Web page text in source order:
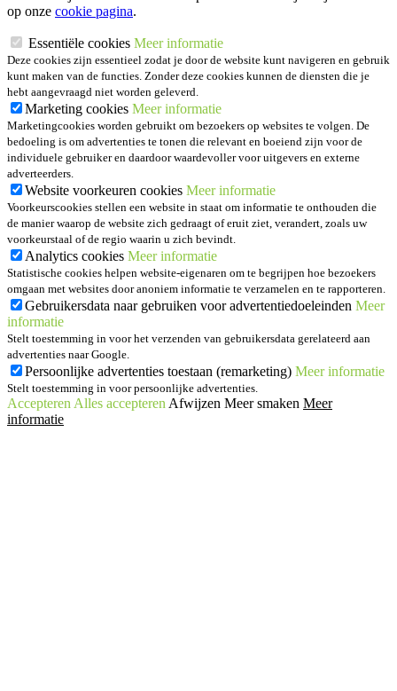
op onze cookie pagina.
Essentiële cookies Meer informatie
Deze cookies zijn essentieel zodat je door de website kunt navigeren en gebruik
kunt maken van de functies. Zonder deze cookies kunnen de diensten die je
hebt aangevraagd niet worden geleverd.
Marketing cookies Meer informatie
Marketingcookies worden gebruikt om bezoekers op websites te volgen. De
bedoeling is om advertenties te tonen die relevant en boeiend zijn voor de
individuele gebruiker en daardoor waardevoller voor uitgevers en externe
adverteerders.
Website voorkeuren cookies Meer informatie
Voorkeurscookies stellen een website in staat om informatie te onthouden die
de manier waarop de website zich gedraagt of eruit ziet, verandert, zoals uw
voorkeurstaal of de regio waarin u zich bevindt.
Analytics cookies Meer informatie
Statistische cookies helpen website-eigenaren om te begrijpen hoe bezoekers
omgaan met websites door anoniem informatie te verzamelen en te rapporteren.
Gebruikersdata naar gebruiken voor advertentiedoeleinden Meer
informatie
Stelt toestemming in voor het verzenden van gebruikersdata gerelateerd aan
advertenties naar Google.
Persoonlijke advertenties toestaan (remarketing) Meer informatie
Stelt toestemming in voor persoonlijke advertenties.
Accepteren Alles accepteren Afwijzen Meer smaken Meer
informatie